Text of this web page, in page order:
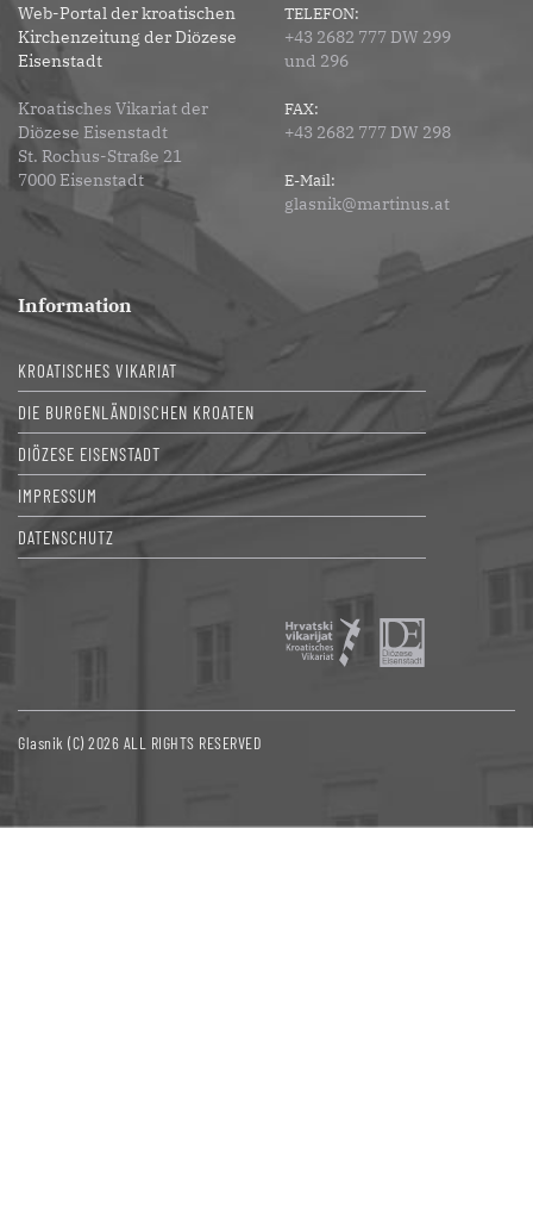
Web-Portal der kroatischen
Kirchenzeitung der Diözese
Eisenstadt
Kroatisches Vikariat der
Diözese Eisenstadt
St. Rochus-Straße 21
7000 Eisenstadt
TELEFON:
+43 2682 777 DW 299
und 296
FAX:
+43 2682 777 DW 298
E-Mail:
glasnik@martinus.at
Information
KROATISCHES VIKARIAT
DIE BURGENLÄNDISCHEN KROATEN
DIÖZESE EISENSTADT
IMPRESSUM
DATENSCHUTZ
Glasnik (C) 2026 ALL RIGHTS RESERVED